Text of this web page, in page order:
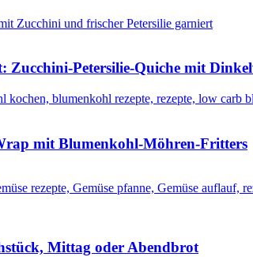
Zucchini-Petersilie-Quiche mit
mit Blumenkohl-Möhren-Fritters
Mittag oder Abendbrot